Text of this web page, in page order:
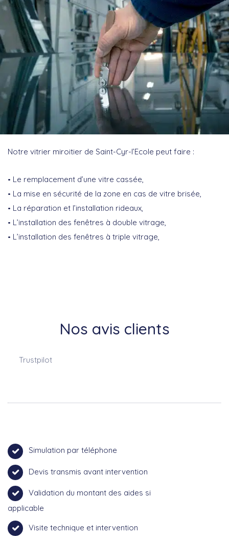
Notre vitrier miroitier de Saint-Cyr-l’Ecole peut faire :
Le remplacement d’une vitre cassée,
La mise en sécurité de la zone en cas de vitre brisée,
La réparation et l’installation rideaux,
L’installation des fenêtres à double vitrage,
L’installation des fenêtres à triple vitrage,
Nos avis clients
Trustpilot
Simulation par téléphone
Devis transmis avant intervention
Validation du montant des aides si
applicable
Visite technique et intervention